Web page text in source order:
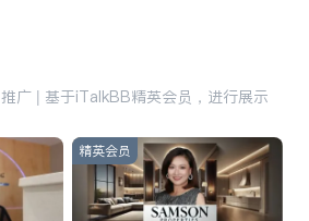
推广 | 基于iTalkBB精英会员，进行展示
精英会员